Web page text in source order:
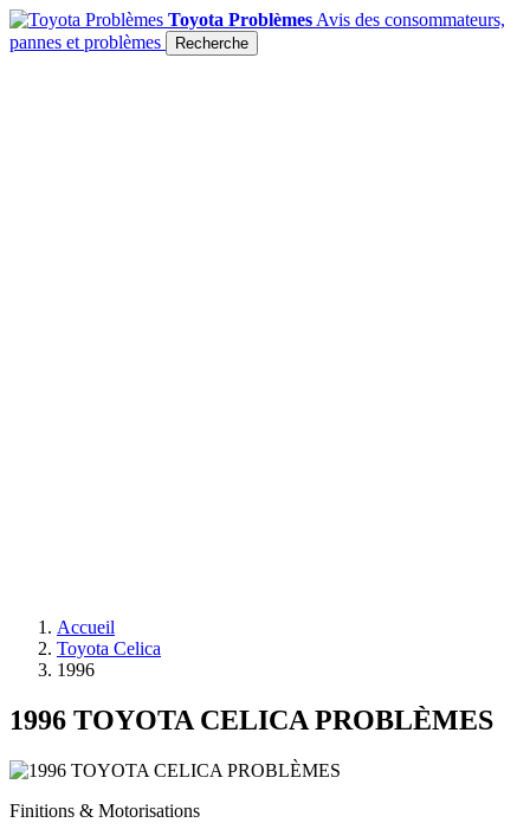
Toyota Problèmes Avis des consommateurs,
pannes et problèmes
Recherche
Accueil
Toyota Celica
1996
1996 TOYOTA CELICA PROBLÈMES
Finitions & Motorisations